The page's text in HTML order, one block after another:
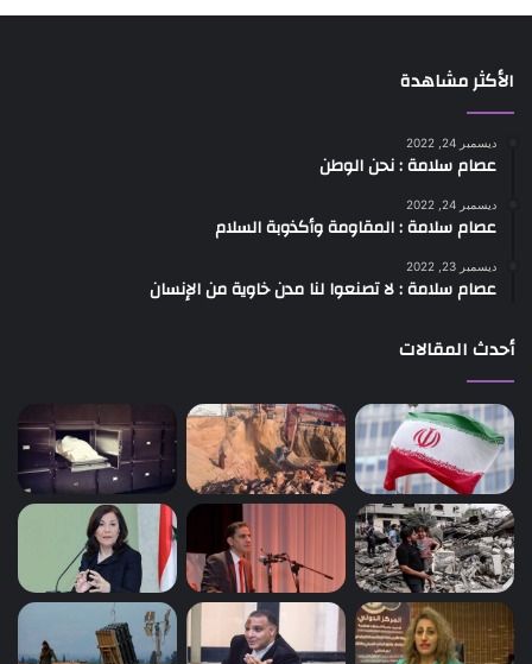
الأكثر مشاهدة
ديسمبر 24, 2022
عصام سلامة : نحن الوطن
ديسمبر 24, 2022
عصام سلامة : المقاومة وأكذوبة السلام
ديسمبر 23, 2022
عصام سلامة : لا تصنعوا لنا مدن خاوية من الإنسان
أحدث المقالات